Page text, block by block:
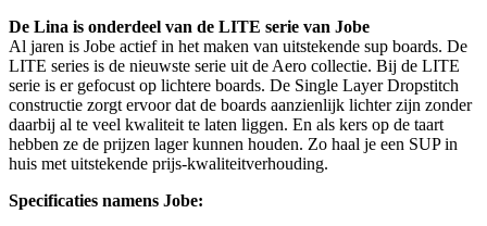
De Lina is onderdeel van de LITE serie van Jobe
Al jaren is Jobe actief in het maken van uitstekende sup boards. De
LITE series is de nieuwste serie uit de Aero collectie. Bij de LITE
serie is er gefocust op lichtere boards. De Single Layer Dropstitch
constructie zorgt ervoor dat de boards aanzienlijk lichter zijn zonder
daarbij al te veel kwaliteit te laten liggen. En als kers op de taart
hebben ze de prijzen lager kunnen houden. Zo haal je een SUP in
huis met uitstekende prijs-kwaliteitverhouding.
Specificaties namens Jobe: